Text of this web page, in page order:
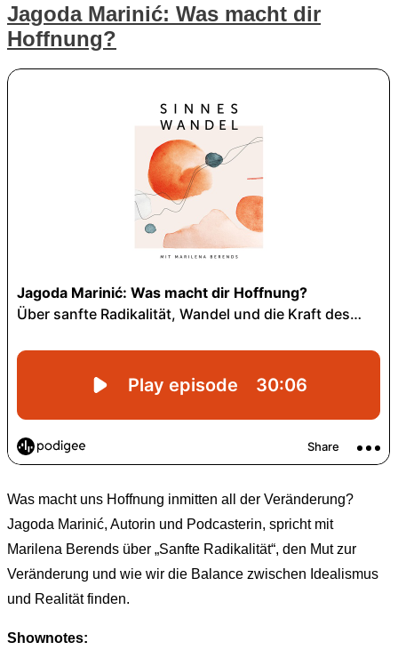
Jagoda Marinić: Was macht dir
Hoffnung?
Was macht uns Hoffnung inmitten all der Veränderung?
Jagoda Marinić, Autorin und Podcasterin, spricht mit
Marilena Berends über „Sanfte Radikalität“, den Mut zur
Veränderung und wie wir die Balance zwischen Idealismus
und Realität finden.
Shownotes: